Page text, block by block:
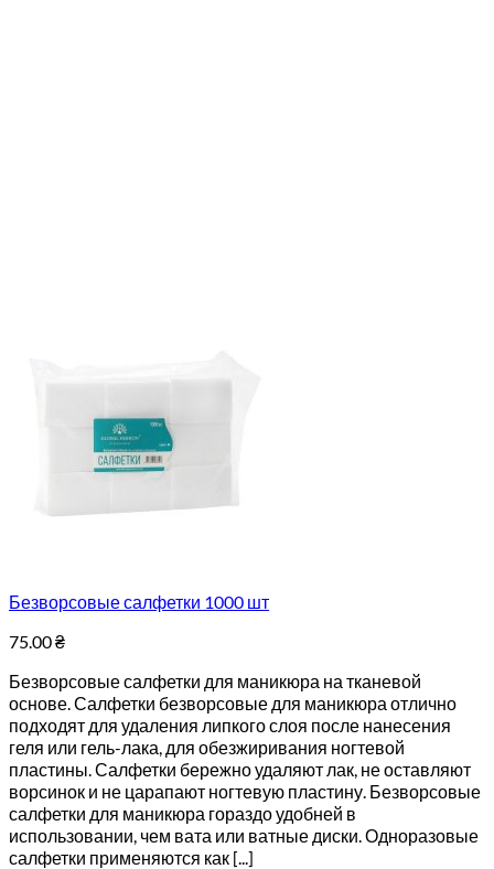
Безворсовые салфетки 1000 шт
75.00₴
Безворсовые салфетки для маникюра на тканевой
основе. Салфетки безворсовые для маникюра отлично
подходят для удаления липкого слоя после нанесения
геля или гель-лака, для обезжиривания ногтевой
пластины. Салфетки бережно удаляют лак, не оставляют
ворсинок и не царапают ногтевую пластину. Безворсовые
салфетки для маникюра гораздо удобней в
использовании, чем вата или ватные диски. Одноразовые
салфетки применяются как [...]